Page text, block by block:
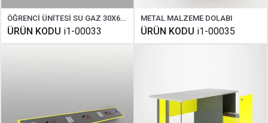
ÖĞRENCİ ÜNİTESİ SU GAZ 30X60 CM
ÜRÜN KODU i1-00033
METAL MALZEME DOLABI
ÜRÜN KODU i1-00035